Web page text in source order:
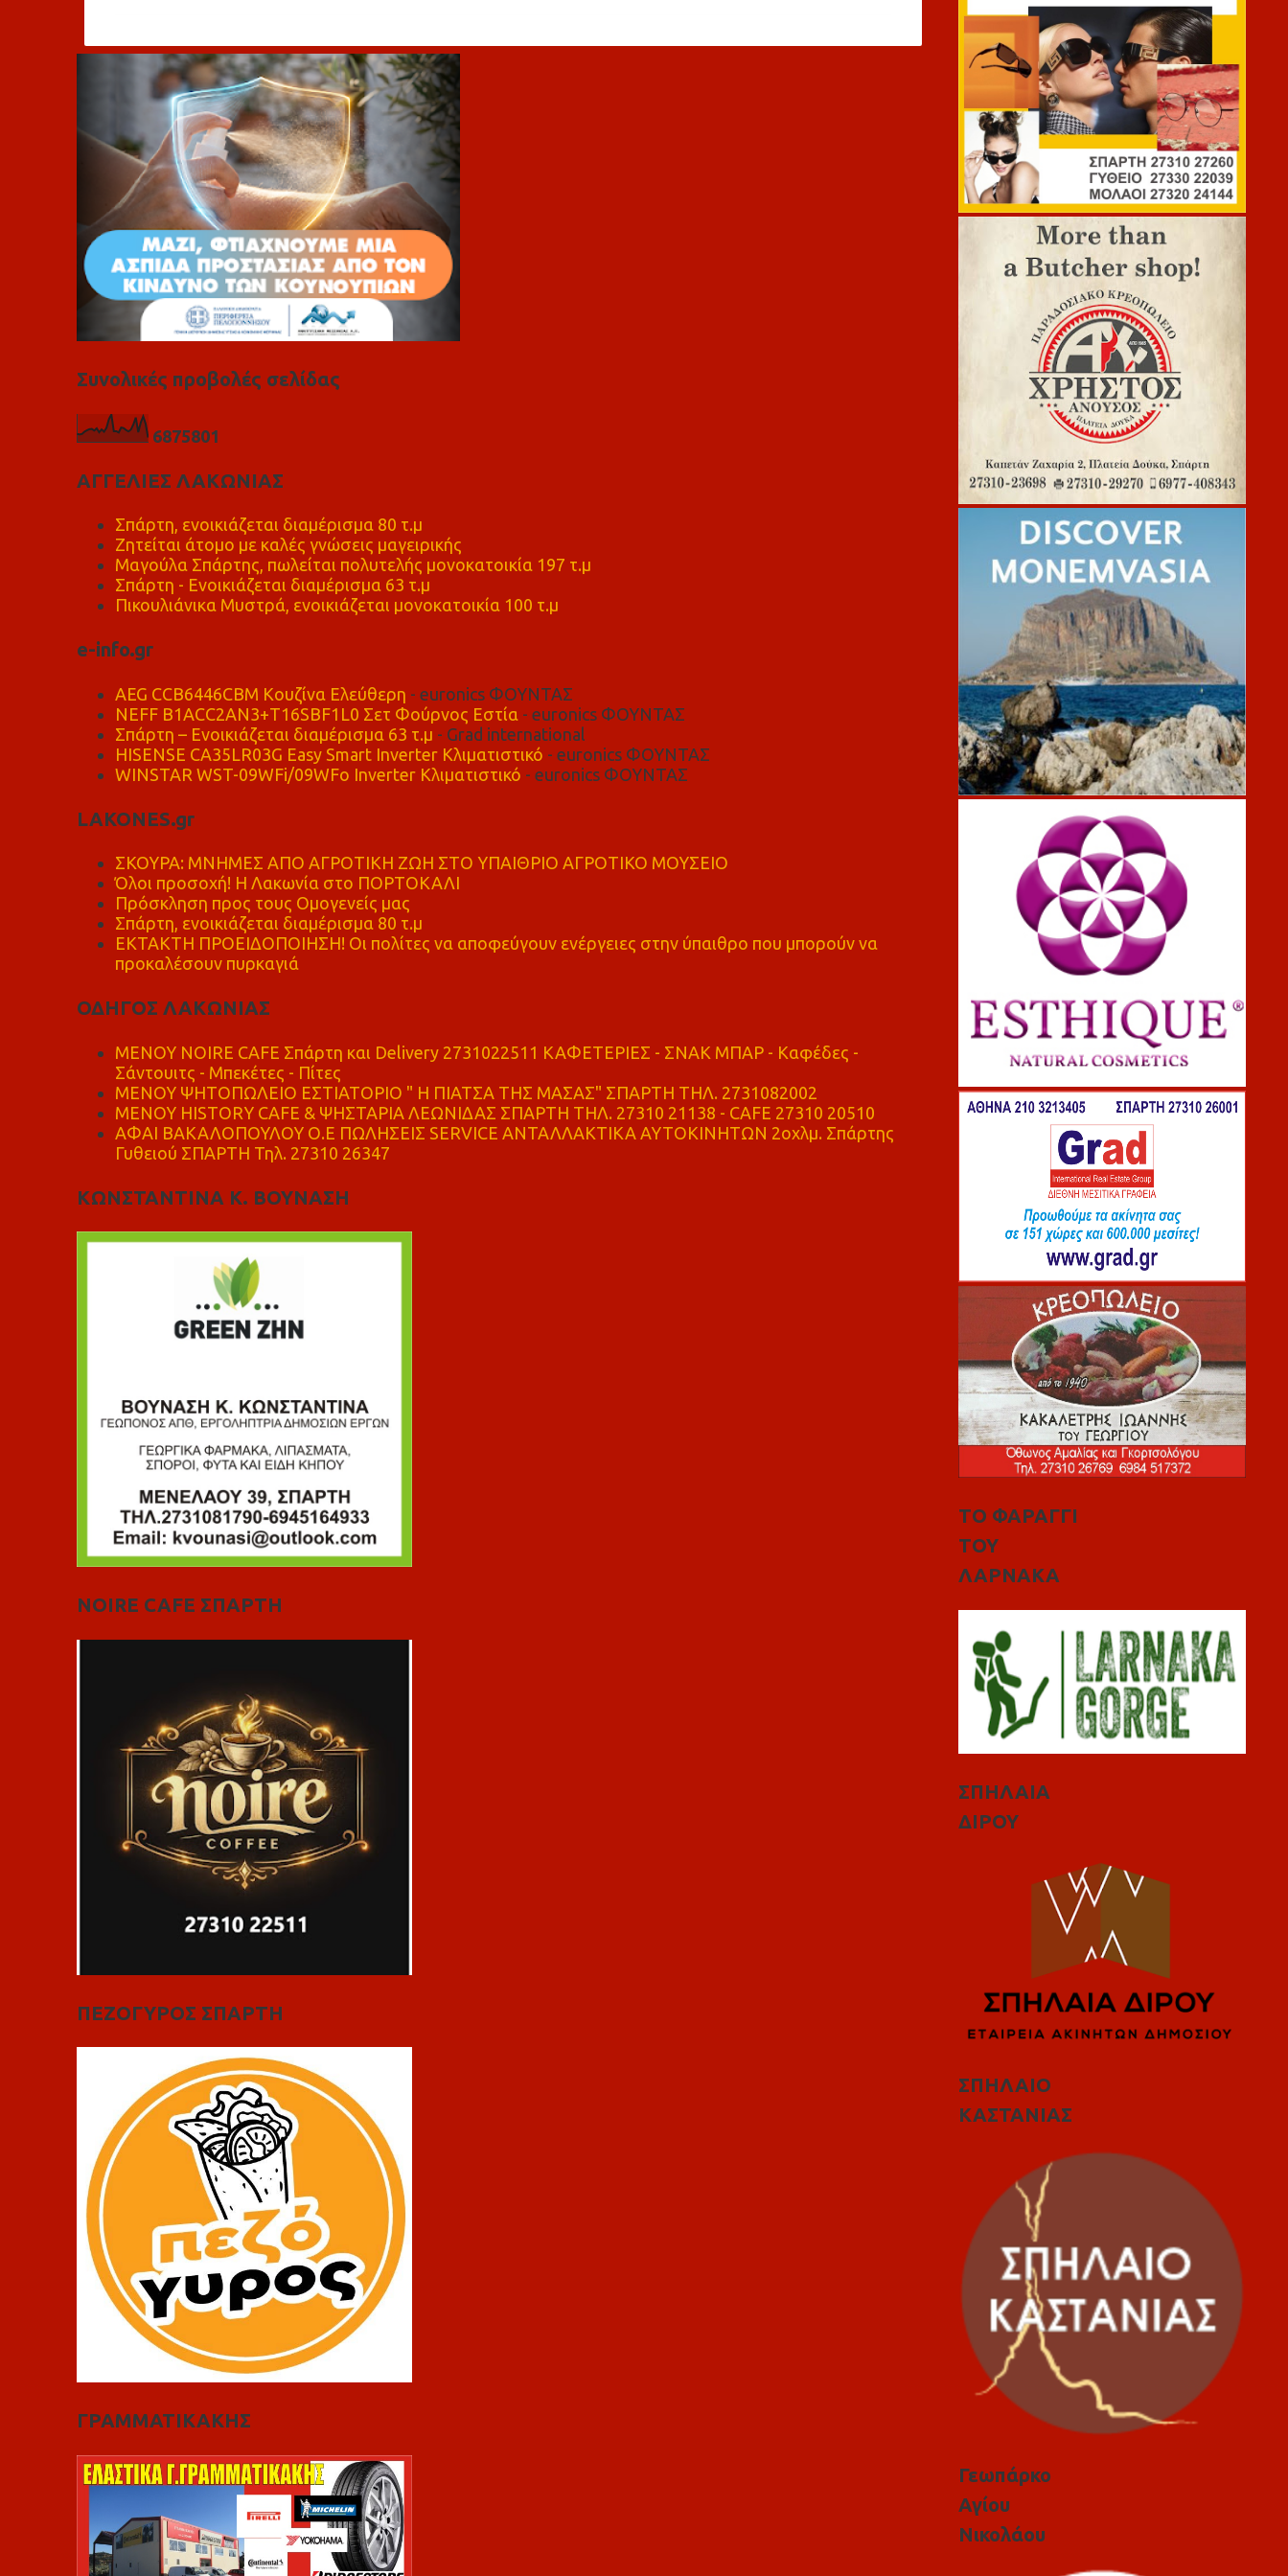
λ
Συνολικές προβολές σελίδας
6875801
ΑΓΓΕΛΙΕΣ ΛΑΚΩΝΙΑΣ
Σπάρτη, ενοικιάζεται διαμέρισμα 80 τ.μ
Ζητείται άτομο με καλές γνώσεις μαγειρικής
Μαγούλα Σπάρτης, πωλείται πολυτελής μονοκατοικία 197 τ.μ
Σπάρτη - Ενοικιάζεται διαμέρισμα 63 τ.μ
Πικουλιάνικα Μυστρά, ενοικιάζεται μονοκατοικία 100 τ.μ
e-info.gr
AEG CCB6446CBM Κουζίνα Ελεύθερη - euronics ΦΟΥΝΤΑΣ
NEFF B1ACC2AN3+T16SBF1L0 Σετ Φούρνος Εστία - euronics ΦΟΥΝΤΑΣ
Σπάρτη – Ενοικιάζεται διαμέρισμα 63 τ.μ - Grad international
HISENSE CA35LR03G Easy Smart Inverter Κλιματιστικό - euronics ΦΟΥΝΤΑΣ
WINSTAR WST-09WFi/09WFo Inverter Κλιματιστικό - euronics ΦΟΥΝΤΑΣ
LAKONES.gr
ΣΚΟΥΡΑ: ΜΝΗΜΕΣ ΑΠΟ ΑΓΡΟΤΙΚΗ ΖΩΗ ΣΤΟ ΥΠΑΙΘΡΙΟ ΑΓΡΟΤΙΚΟ ΜΟΥΣΕΙΟ
Όλοι προσοχή! Η Λακωνία στο ΠΟΡΤΟΚΑΛΙ
Πρόσκληση προς τους Ομογενείς μας
Σπάρτη, ενοικιάζεται διαμέρισμα 80 τ.μ
ΕΚΤΑΚΤΗ ΠΡΟΕΙΔΟΠΟΙΗΣΗ! Οι πολίτες να αποφεύγουν ενέργειες στην ύπαιθρο που μπορούν να
προκαλέσουν πυρκαγιά
ΟΔΗΓΟΣ ΛΑΚΩΝΙΑΣ
MENOY NOIRE CAFE Σπάρτη και Delivery 2731022511 ΚΑΦΕΤΕΡΙΕΣ - ΣΝΑΚ ΜΠΑΡ - Καφέδες -
Σάντουιτς - Μπεκέτες - Πίτες
ΜΕΝΟΥ ΨΗΤΟΠΩΛΕΙΟ ΕΣΤΙΑΤΟΡΙΟ " Η ΠΙΑΤΣΑ ΤΗΣ ΜΑΣΑΣ" ΣΠΑΡΤΗ ΤΗΛ. 2731082002
ΜΕΝΟΥ HISTORY CAFE & ΨΗΣΤΑΡΙΑ ΛΕΩΝΙΔΑΣ ΣΠΑΡΤΗ ΤΗΛ. 27310 21138 - CAFE 27310 20510
ΑΦΑΙ ΒΑΚΑΛΟΠΟΥΛΟΥ Ο.Ε ΠΩΛΗΣΕΙΣ SERVICE ΑΝΤΑΛΛΑΚΤΙΚΑ ΑΥΤΟΚΙΝΗΤΩΝ 2οχλμ. Σπάρτης
Γυθειού ΣΠΑΡΤΗ Τηλ. 27310 26347
ΚΩΝΣΤΑΝΤΙΝΑ Κ. ΒΟΥΝΑΣΗ
NOIRE CAFE ΣΠΑΡΤΗ
ΠΕΖΟΓΥΡΟΣ ΣΠΑΡΤΗ
ΓΡΑΜΜΑΤΙΚΑΚΗΣ
ΤΟ ΦΑΡΑΓΓΙ
ΤΟΥ
ΛΑΡΝΑΚΑ
ΣΠΗΛΑΙΑ
ΔΙΡΟΥ
ΣΠΗΛΑΙΟ
ΚΑΣΤΑΝΙΑΣ
Γεωπάρκο
Αγίου
Νικολάου